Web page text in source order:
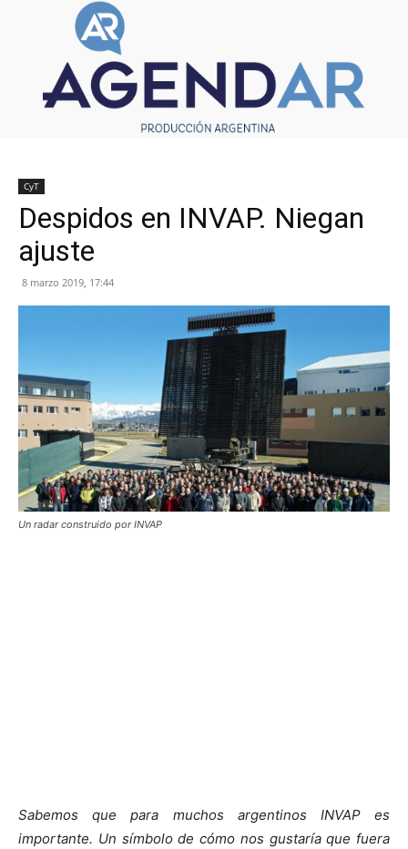
CyT
Despidos en INVAP. Niegan
ajuste
8 marzo 2019, 17:44
Un radar construido por INVAP
Sabemos que para muchos argentinos INVAP es
importante. Un símbolo de cómo nos gustaría que fuera